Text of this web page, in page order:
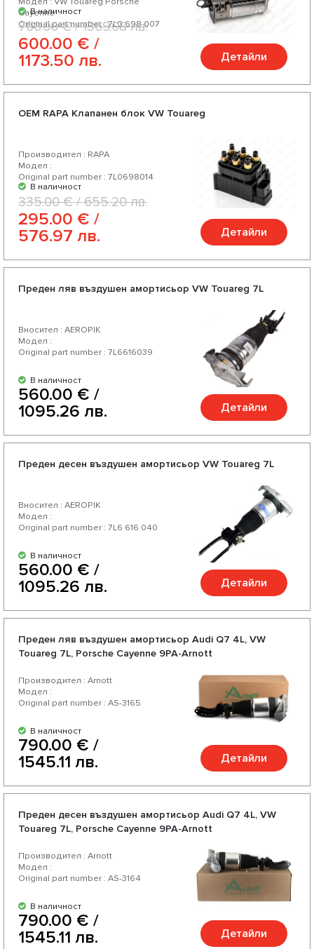
Cayenne
Original part number : 7L0 698 007
В наличност
700.00 € / 1369.08 лв.
600.00 € /
1173.50 лв.
Детайли
OEM RAPA Клапанен блок VW Touareg
Производител : RAPA
Модел :
Original part number : 7L0698014
В наличност
335.00 € / 655.20 лв.
295.00 € /
576.97 лв.
Детайли
Преден ляв въздушен амортисьор VW Touareg 7L
Вносител : AEROPIK
Модел :
Original part number : 7L6616039
В наличност
560.00 € /
1095.26 лв.
Детайли
Преден десен въздушен амортисьор VW Touareg 7L
Вносител : AEROPIK
Модел :
Original part number : 7L6 616 040
В наличност
560.00 € /
1095.26 лв.
Детайли
Преден ляв въздушен амортисьор Audi Q7 4L, VW
Touareg 7L, Porsche Cayenne 9PA-Arnott
Производител : Arnott
Модел :
Original part number : AS-3165
В наличност
790.00 € /
1545.11 лв.
Детайли
Преден десен въздушен амортисьор Audi Q7 4L, VW
Touareg 7L, Porsche Cayenne 9PA-Arnott
Производител : Arnott
Модел :
Original part number : AS-3164
В наличност
790.00 € /
1545.11 лв.
Детайли